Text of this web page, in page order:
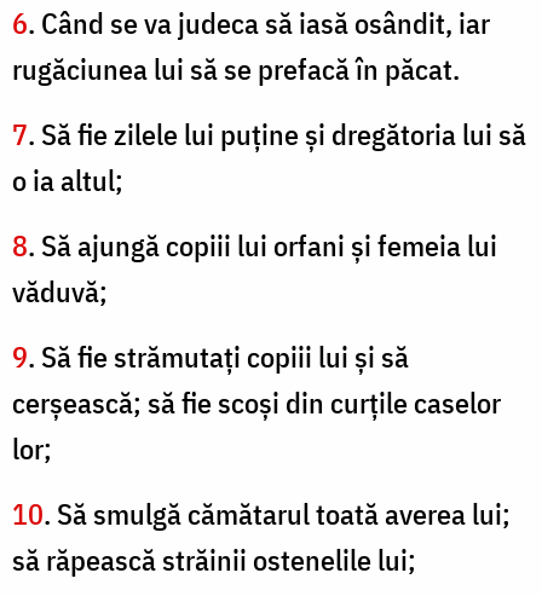
6. Când se va judeca să iasă osândit, iar
rugăciunea lui să se prefacă în păcat.
7. Să fie zilele lui puţine şi dregătoria lui să
o ia altul;
8. Să ajungă copiii lui orfani şi femeia lui
văduvă;
9. Să fie strămutaţi copiii lui şi să
cerşească; să fie scoşi din curţile caselor
lor;
10. Să smulgă cămătarul toată averea lui;
să răpească străinii ostenelile lui;